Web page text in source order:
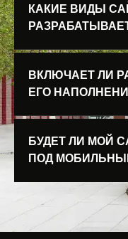
КАКИЕ ВИДЫ
ВКЛЮЧАЕТ ЛИ
ЕГО
БУДЕТ ЛИ МОЙ
ПОД